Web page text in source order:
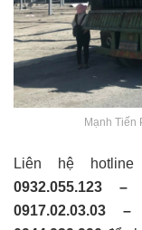
Mạnh Tiến
Liên hệ hotline
0932.055.123 –
0917.02.03.03